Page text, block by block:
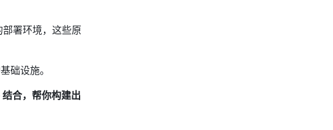
署环境，这些原
础设施。
合，帮你构建出